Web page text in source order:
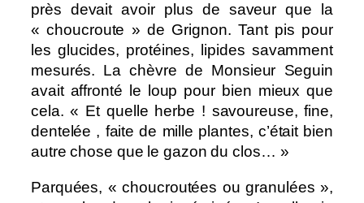
près devait avoir plus de saveur que la
« choucroute » de Grignon. Tant pis pour
les glucides, protéines, lipides savamment
mesurés. La chèvre de Monsieur Seguin
avait affronté le loup pour bien mieux que
cela. « Et quelle herbe ! savoureuse, fine,
dentelée , faite de mille plantes, c’était bien
autre chose que le gazon du clos… »
Parquées, « choucroutées ou granulées »,